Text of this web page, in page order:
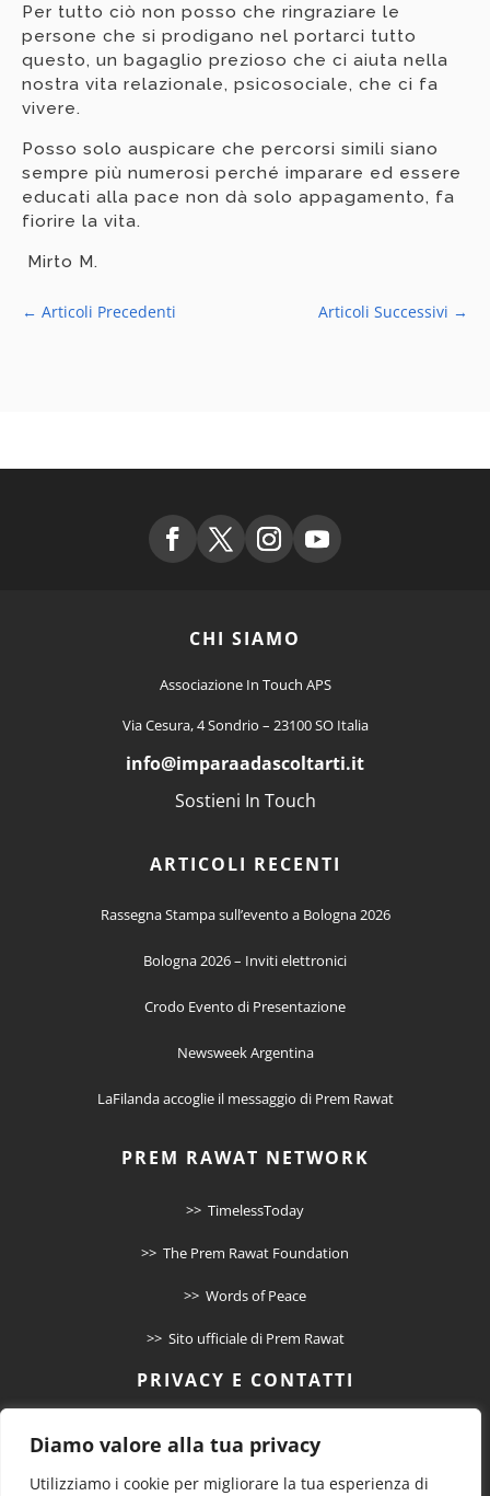
Diamo valore alla tua privacy
Utilizziamo i cookie per migliorare la tua esperienza di
Per tutto ciò non posso che ringraziare le
persone che si prodigano nel portarci tutto
questo, un bagaglio prezioso che ci aiuta nella
nostra vita relazionale, psicosociale, che ci fa
vivere.
Posso solo auspicare che percorsi simili siano
sempre più numerosi perché imparare ed essere
educati alla pace non dà solo appagamento, fa
fiorire la vita.
Mirto M.
← Articoli Precedenti Articoli Successivi →
CHI SIAMO
Associazione In Touch APS
Via Cesura, 4 Sondrio – 23100 SO Italia
info@imparaadascoltarti.it
Sostieni In Touch
ARTICOLI RECENTI
Rassegna Stampa sull’evento a Bologna 2026
Bologna 2026 – Inviti elettronici
Crodo Evento di Presentazione
Newsweek Argentina
LaFilanda accoglie il messaggio di Prem Rawat
PREM RAWAT NETWORK
>> TimelessToday
>> The Prem Rawat Foundation
>> Words of Peace
>> Sito ufficiale di Prem Rawat
PRIVACY E CONTATTI